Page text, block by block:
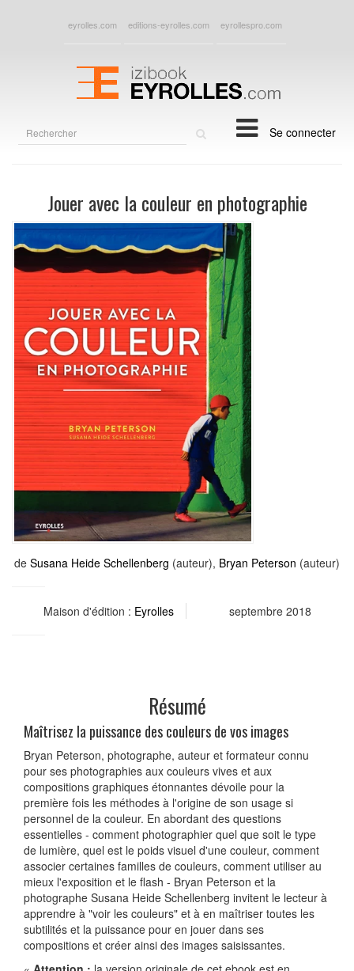
eyrolles.com editions-eyrolles.com eyrollespro.com
Se connecter
Jouer avec la couleur en photographie
de Susana Heide Schellenberg (auteur), Bryan Peterson (auteur)
Maison d'édition : Eyrolles septembre 2018
Résumé
Maîtrisez la puissance des couleurs de vos images
Bryan Peterson, photographe, auteur et formateur connu
pour ses photographies aux couleurs vives et aux
compositions graphiques étonnantes dévoile pour la
première fois les méthodes à l'origine de son usage si
personnel de la couleur. En abordant des questions
essentielles - comment photographier quel que soit le type
de lumière, quel est le poids visuel d'une couleur, comment
associer certaines familles de couleurs, comment utiliser au
mieux l'exposition et le flash - Bryan Peterson et la
photographe Susana Heide Schellenberg invitent le lecteur à
apprendre à "voir les couleurs" et à en maîtriser toutes les
subtilités et la puissance pour en jouer dans ses
compositions et créer ainsi des images saisissantes.